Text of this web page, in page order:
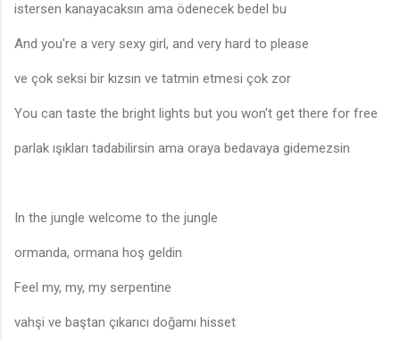
istersen kanayacaksın ama ödenecek bedel bu
And you're a very sexy girl, and very hard to please
ve çok seksi bir kızsın ve tatmin etmesi çok zor
You can taste the bright lights but you won't get there for free
parlak ışıkları tadabilirsin ama oraya bedavaya gidemezsin
In the jungle welcome to the jungle
ormanda, ormana hoş geldin
Feel my, my, my serpentine
vahşi ve baştan çıkarıcı doğamı hisset